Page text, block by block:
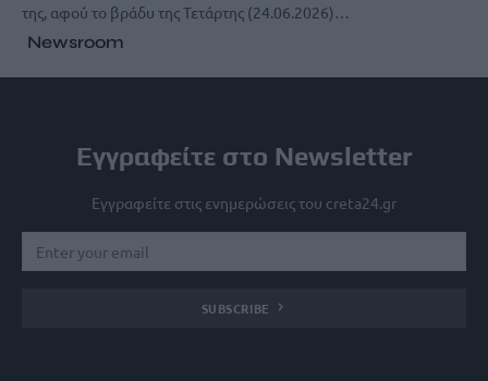
της, αφού το βράδυ της Τετάρτης (24.06.2026)…
Newsroom
Εγγραφείτε στο Newsletter
Εγγραφείτε στις ενημερώσεις του creta24.gr
SUBSCRIBE